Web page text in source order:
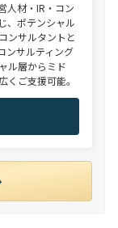
人材・IR・コン
、ポテンシャル
ンサルタントと
ンサルティング
ル層からミド
ご支援可能。